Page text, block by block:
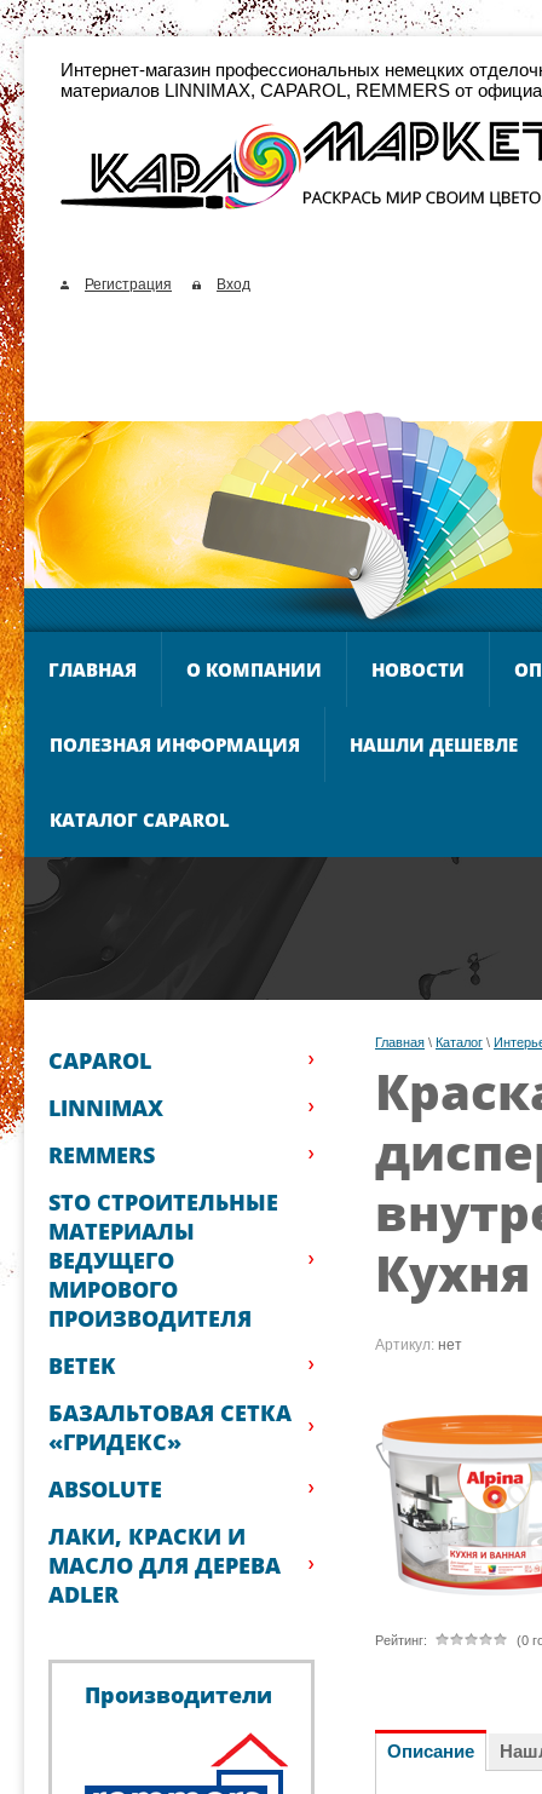
Интернет-магазин профессиональных
материалов LINNIMAX, CAPAROL, REMMERS от
Регистрация Вход
ГЛАВНАЯ О КОМПАНИИ НОВОСТИ
ПОЛЕЗНАЯ ИНФОРМАЦИЯ НАШЛИ ДЕШЕВЛЕ
КАТАЛОГ CAPAROL
CAPAROL
LINNIMAX
REMMERS
STO СТРОИТЕЛЬНЫЕ
МАТЕРИАЛЫ
ВЕДУЩЕГО
МИРОВОГО
ПРОИЗВОДИТЕЛЯ
BETEK
БАЗАЛЬТОВАЯ СЕТКА
«ГРИДЕКС»
ABSOLUTE
ЛАКИ, КРАСКИ И
МАСЛО ДЛЯ ДЕРЕВА
ADLER
Производители
Главная \ Каталог \
Артикул: нет
Рейтинг: (0
Описание